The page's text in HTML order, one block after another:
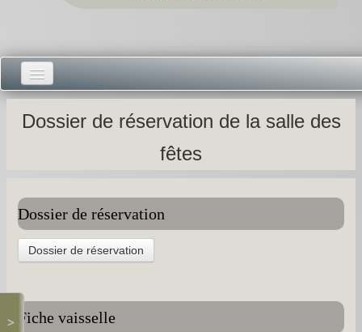
Accueil -
Vie municipale -
Salle des Fêtes -
Blog Salle des Fêtes -
Histoires -
>
Dossier de réservation de la salle des
fêtes
Dossier de réservation
Dossier de réservation
Fiche vaisselle